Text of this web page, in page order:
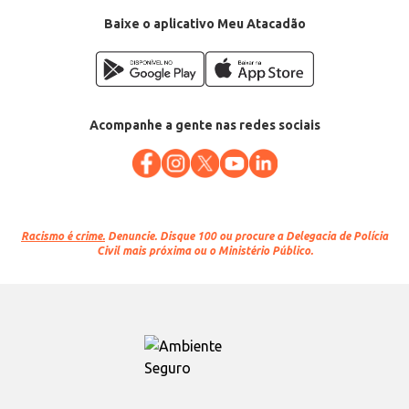
Baixe o aplicativo Meu Atacadão
Acompanhe a gente nas redes sociais
Racismo é crime. Denuncie. Disque 100 ou procure a Delegacia de Polícia
Civil mais próxima ou o Ministério Público.